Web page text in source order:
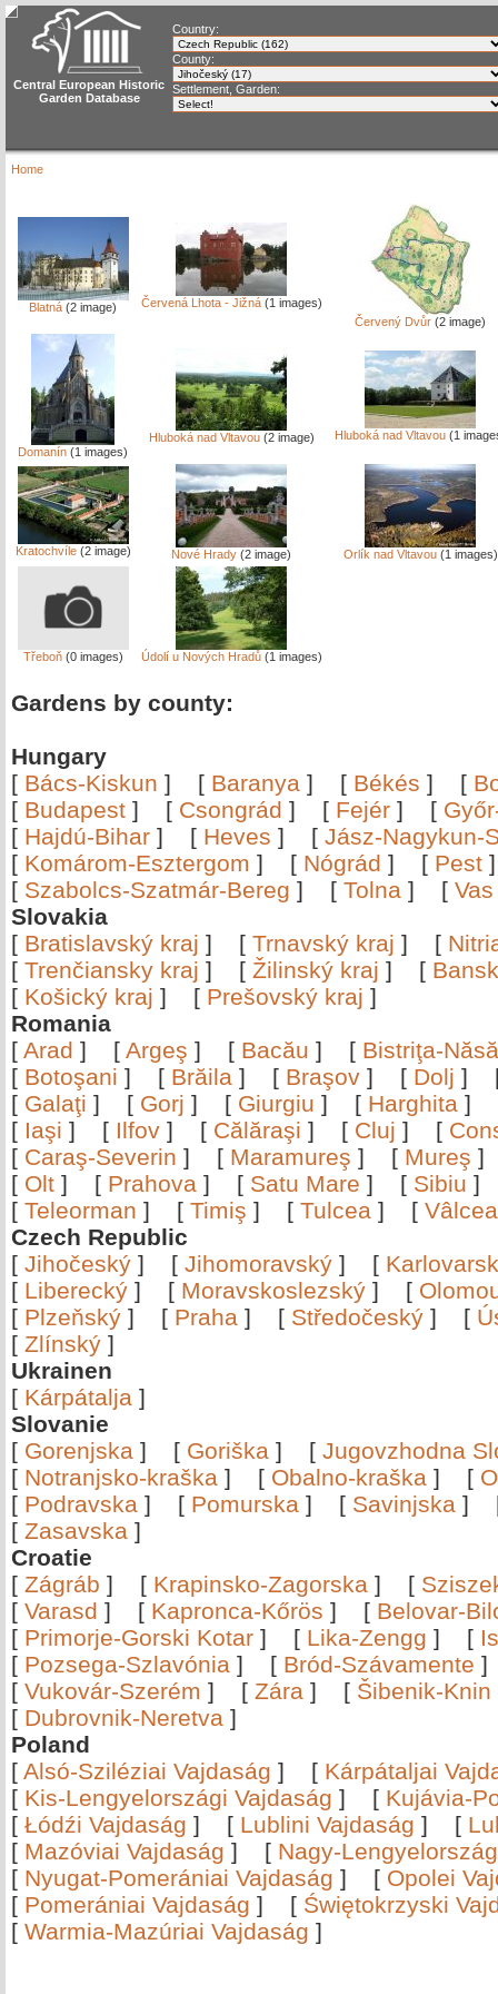
Central European Historic
Garden Database
Country:
County:
Settlement, Garden:
Home
Blatná (2 image) Červená Lhota - Jižná(1 images)
Červený Dvůr (2 image)
Domanín (1 images)
Hluboká nad Vltavou(2 image) Hluboká nad Vltavou(1
Kratochvíle(2 image) Nové Hrady (2 image) Orlík nad Vltavou(1 images)
Třeboň(0 images) Údolí u Nových Hradů(1 images)
Gardens by county:
Hungary
[ Bács-Kiskun ] [ Baranya ] [ Békés ] [
[ Budapest ] [ Csongrád ] [ Fejér ] [
[ Hajdú-Bihar ] [ Heves ] [ Jász-Nagykun-
[ Komárom-Esztergom ] [ Nógrád ] [ Pest
[ Szabolcs-Szatmár-Bereg ] [ Tolna ] [ Vas
Slovakia
[ Bratislavský kraj ] [ Trnavský kraj ] [
[ Trenčiansky kraj ] [ Žilinský kraj ] [
[ Košický kraj ] [ Prešovský kraj ]
Romania
[ Arad ] [ Argeş ] [ Bacău ] [ Bistriţa-
[ Botoşani ] [ Brăila ] [ Braşov ] [ Dolj ]
[ Galaţi ] [ Gorj ] [ Giurgiu ] [ Harghita ]
[ Iaşi ] [ Ilfov ] [ Călăraşi ] [ Cluj ] [
[ Caraş-Severin ] [ Maramureş ] [ Mureş
[ Olt ] [ Prahova ] [ Satu Mare ] [ Sibiu
[ Teleorman ] [ Timiş ] [ Tulcea ] [
Czech Republic
[ Jihočeský ] [ Jihomoravský ] [
[ Liberecký ] [ Moravskoslezský ] [
[ Plzeňský ] [ Praha ] [ Středočeský ] [
[ Zlínský ]
Ukrainen
[ Kárpátalja ]
Slovanie
[ Gorenjska ] [ Goriška ] [ Jugovzhodna
[ Notranjsko-kraška ] [ Obalno-kraška ] [
[ Podravska ] [ Pomurska ] [ Savinjska ]
[ Zasavska ]
Croatie
[ Zágráb ] [ Krapinsko-Zagorska ] [
[ Varasd ] [ Kapronca-Kőrös ] [ Belovar-
[ Primorje-Gorski Kotar ] [ Lika-Zengg ] [
[ Pozsega-Szlavónia ] [ Bród-Szávamente
[ Vukovár-Szerém ] [ Zára ] [ Šibenik-Knin
[ Dubrovnik-Neretva ]
Poland
[ Alsó-Sziléziai Vajdaság ] [ Kárpátaljai
[ Kis-Lengyelországi Vajdaság ] [ Kujávia-
[ Łódźi Vajdaság ] [ Lublini Vajdaság ] [
[ Mazóviai Vajdaság ] [ Nagy-
[ Nyugat-Pomerániai Vajdaság ] [ Opolei
[ Pomerániai Vajdaság ] [ Świętokrzyski
[ Warmia-Mazúriai Vajdaság ]